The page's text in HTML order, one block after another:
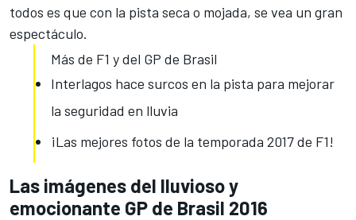
todos es que con la pista seca o mojada, se vea un gran
espectáculo.
Más de F1 y del GP de Brasil
Interlagos hace surcos en la pista para mejorar
la seguridad en lluvia
¡Las mejores fotos de la temporada 2017 de F1!
Las imágenes del lluvioso y
emocionante GP de Brasil 2016